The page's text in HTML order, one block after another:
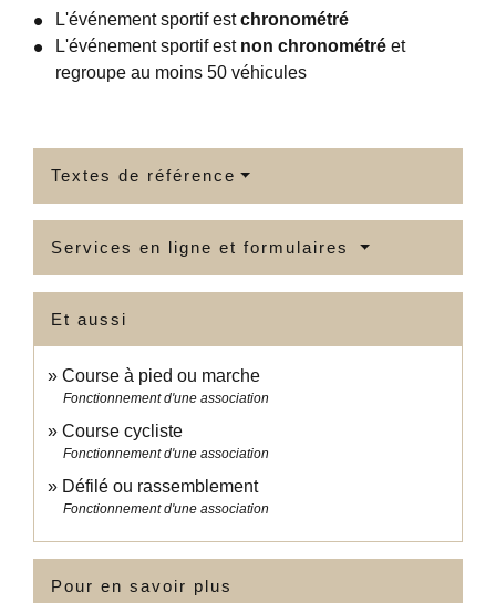
L'événement sportif estchronométré
L'événement sportif est non chronométré et
regroupe au moins 50 véhicules
Textes de référence
Services en ligne et formulaires
Et aussi
Course à pied ou marche
Fonctionnement d'une association
Course cycliste
Fonctionnement d'une association
Défilé ou rassemblement
Fonctionnement d'une association
Pour en savoir plus